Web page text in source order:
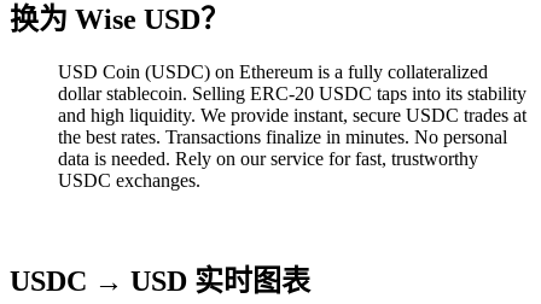
换为 Wise USD？
USD Coin (USDC) on Ethereum is a fully collateralized
dollar stablecoin. Selling ERC-20 USDC taps into its stability
and high liquidity. We provide instant, secure USDC trades at
the best rates. Transactions finalize in minutes. No personal
data is needed. Rely on our service for fast, trustworthy
USDC exchanges.
USDC → USD 实时图表